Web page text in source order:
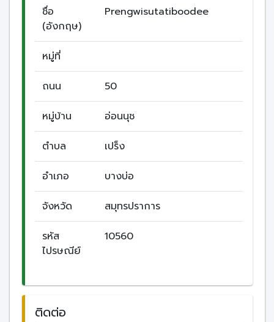
ชื่อ
(อังกฤษ)
Prengwisutatiboodee
หมู่ที่
ถนน 50
หมู่บ้าน อ่อนนุช
ตำบล เปร็ง
อำเภอ บางบ่อ
จังหวัด สมุทรปราการ
รหัส
ไปรษณีย์
10560
ติดต่อ